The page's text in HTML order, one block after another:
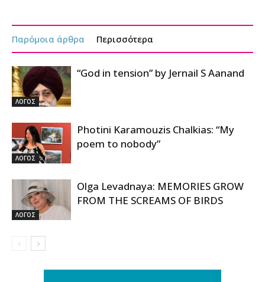
Παρόμοια άρθρα Περισσότερα
ΛΟΓΟΣ
“God in tension” by Jernail S Aanand
ΛΟΓΟΣ
Photini Karamouzis Chalkias: “My
poem to nobody”
ΛΟΓΟΣ
Olga Levadnaya: MEMORIES GROW
FROM THE SCREAMS OF BIRDS